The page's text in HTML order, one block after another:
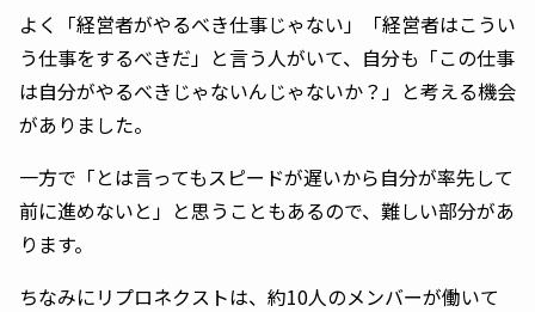
よく「経営者がやるべき仕事じゃない」「経営者はこうい
う仕事をするべきだ」と言う人がいて、自分も「この仕事
は自分がやるべきじゃないんじゃないか？」と考える機会
がありました。
一方で「とは言ってもスピードが遅いから自分が率先して
前に進めないと」と思うこともあるので、難しい部分があ
ります。
ちなみにリプロネクストは、約10人のメンバーが働いて